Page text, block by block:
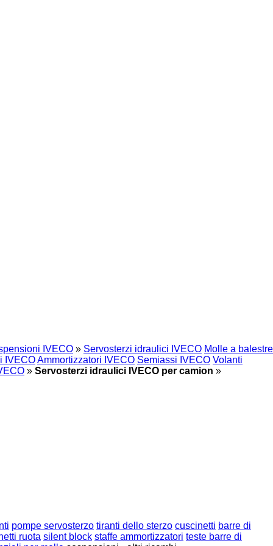
IVECO » Servosterzi idraulici IVECO Molle a balestre
IVECOAmmortizzatori IVECO Semiassi IVECO Volanti
» Servosterzi idraulici IVECO per camion »
pompe servosterzo tiranti dello sterzo cuscinetti barre di
ruota silent block staffe ammortizzatori teste barre di